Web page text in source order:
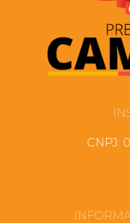
CNPJ: